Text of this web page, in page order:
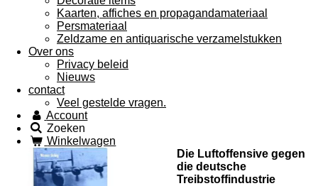
Kaarten, affiches en propagandamateriaal
Persmateriaal
Zeldzame en antiquarische verzamelstukken
Over ons
Privacy beleid
Nieuws
contact
Veel gestelde vragen.
Account
Zoeken
Winkelwagen
Die Luftoffensive gegen
die deutsche
Treibstoffindustrie